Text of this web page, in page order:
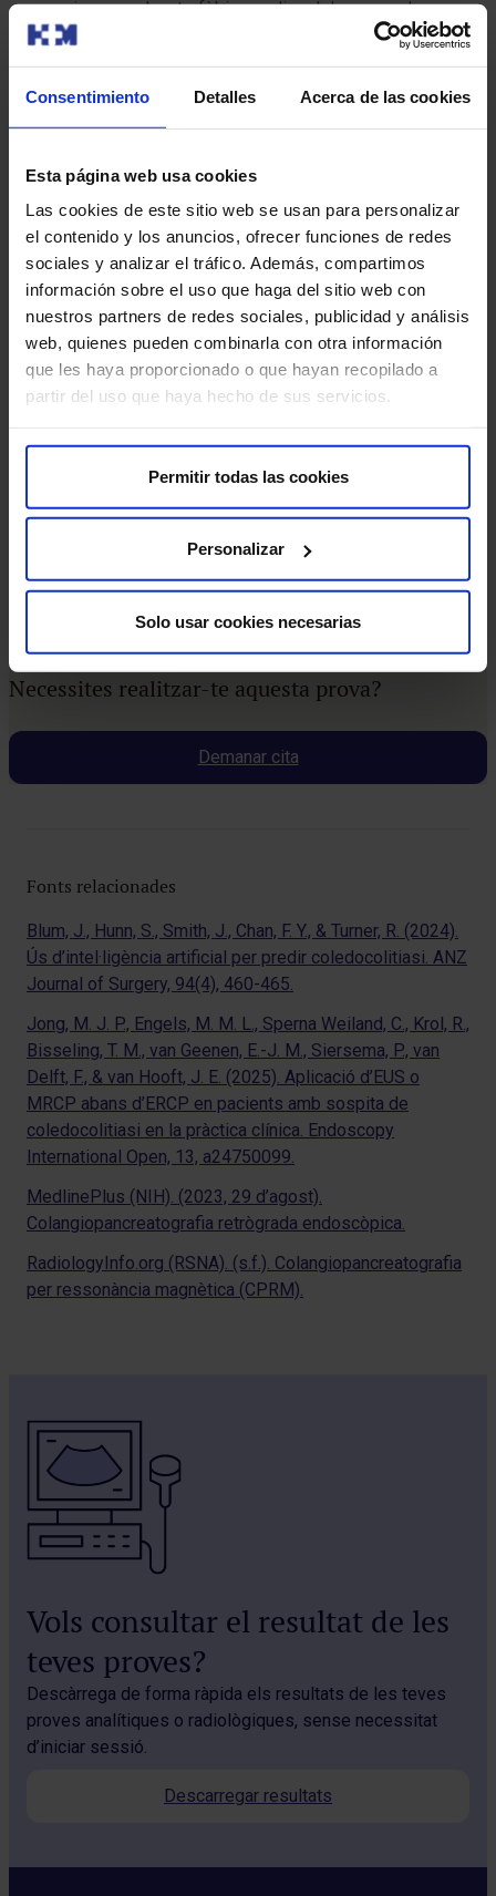
Consentimiento Detalles Acerca de las cookies
Esta página web usa cookies
Las cookies de este sitio web se usan para personalizar
el contenido y los anuncios, ofrecer funciones de redes
sociales y analizar el tráfico. Además, compartimos
información sobre el uso que haga del sitio web con
nuestros partners de redes sociales, publicidad y análisis
web, quienes pueden combinarla con otra información
que les haya proporcionado o que hayan recopilado a
partir del uso que haya hecho de sus servicios.
Permitir todas las cookies
Personalizar
Solo usar cookies necesarias
ansioses o claustrofòbiques dins del ressonador
magnètic.
Reaccions al·lèrgiques:
encara que és rar, pot haver-
Perquè la teva prova es desenvolupi sense contratemps,
et demanem que arribis amb antelació a l’hora indicada.
Així podrem realitzar la preparació administrativa i clínica
necessària.
Abans de la prova, et lliurarem el Consentiment Informat,
un document amb informació important que hauràs de
llegir i signar.
és crucial que ens informis sobre la presència de
marcapassos, objectes metàl·lics, pròtesis (incloent-hi
les dentals), tatuatges o dispositius d’infusió de
Necessites realitzar-te aquesta prova?
Demanar cita
Fonts relacionades
Blum, J., Hunn, S., Smith, J., Chan, F. Y., & Turner, R. (2024).
Ús d’intel·ligència artificial per predir coledocolitiasi. ANZ
Journal of Surgery, 94(4), 460-465.
Jong, M. J. P., Engels, M. M. L., Sperna Weiland, C., Krol, R.,
Bisseling, T. M., van Geenen, E.-J. M., Siersema, P., van
Delft, F., & van Hooft, J. E. (2025). Aplicació d’EUS o
MRCP abans d’ERCP en pacients amb sospita de
coledocolitiasi en la pràctica clínica. Endoscopy
International Open, 13, a24750099.
MedlinePlus (NIH). (2023, 29 d’agost).
Colangiopancreatografia retrògrada endoscòpica.
RadiologyInfo.org (RSNA). (s.f.). Colangiopancreatografia
per ressonància magnètica (CPRM).
Vols consultar el resultat de les
teves proves?
Descàrrega de forma ràpida els resultats de les teves
proves analítiques o radiològiques, sense necessitat
d’iniciar sessió.
Descarregar resultats